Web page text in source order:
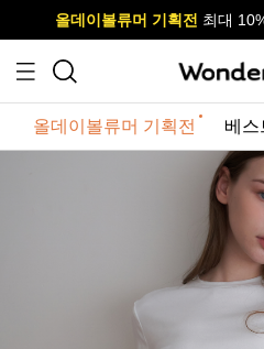
사이즈 무료
올데이볼류머 기획전 최대
사이즈 무료
올데이볼류머 기획전 최대
올데이볼류머 기획전 베스